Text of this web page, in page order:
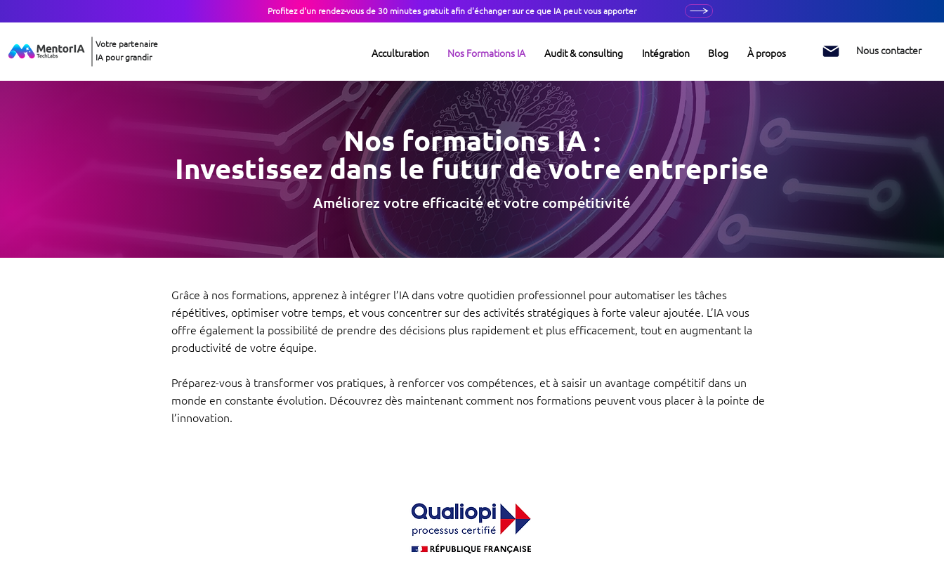
Profitez d'un rendez-vous de 30 minutes gratuit afin d'échanger sur ce que IA peut vous apporter
Votre partenaire
IA pour grandir
Acculturation Nos Formations IA Audit & consulting Intégration Blog À propos Nous contacter
Nos formations IA :
Investissez dans le futur de votre entreprise
Améliorez votre efficacité et votre compétitivité
Grâce à nos formations, apprenez à intégrer l’IA dans votre quotidien professionnel pour automatiser les tâches
répétitives, optimiser votre temps, et vous concentrer sur des activités stratégiques à forte valeur ajoutée. L’IA vous
offre également la possibilité de prendre des décisions plus rapidement et plus efficacement, tout en augmentant la
productivité de votre équipe.
Préparez-vous à transformer vos pratiques, à renforcer vos compétences, et à saisir un avantage compétitif dans un
monde en constante évolution. Découvrez dès maintenant comment nos formations peuvent vous placer à la pointe de
l’innovation.